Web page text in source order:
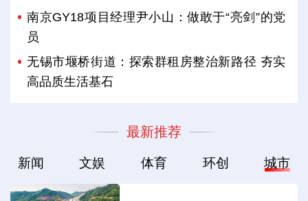
南京GY18项目经理尹小山：做敢于“亮剑”的党
员
无锡市堰桥街道：探索群租房整治新路径 夯实
高品质生活基石
最新推荐
新闻 文娱 体育 环创 城市